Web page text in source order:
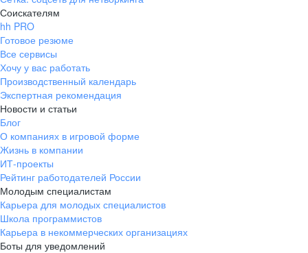
Соискателям
hh PRO
Готовое резюме
Все сервисы
Хочу у вас работать
Производственный календарь
Экспертная рекомендация
Новости и статьи
Блог
О компаниях в игровой форме
Жизнь в компании
ИТ-проекты
Рейтинг работодателей России
Молодым специалистам
Карьера для молодых специалистов
Школа программистов
Карьера в некоммерческих организациях
Боты для уведомлений